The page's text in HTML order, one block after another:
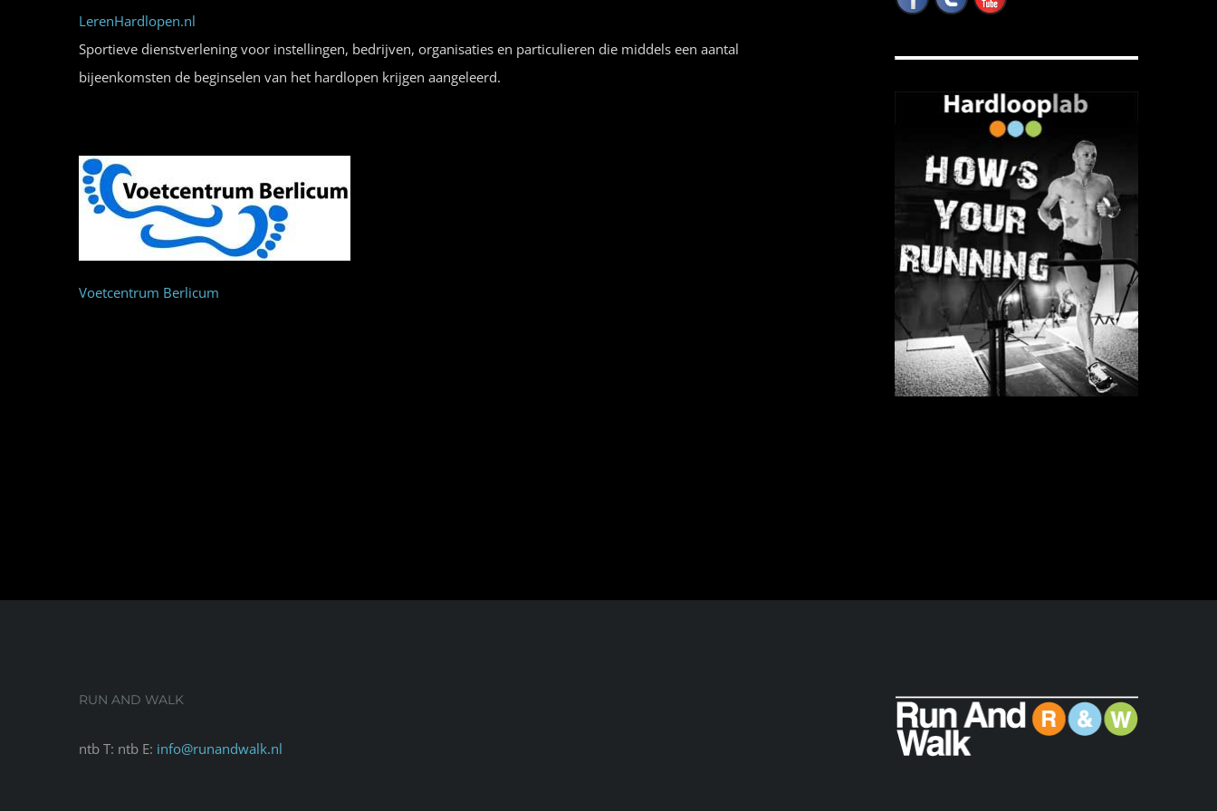
LerenHardlopen.nl
Sportieve dienstverlening voor instellingen, bedrijven, organisaties en particulieren die middels een aantal
bijeenkomsten de beginselen van het hardlopen krijgen aangeleerd.
Voetcentrum Berlicum
RUN AND WALK
ntb T: ntb E: info@runandwalk.nl